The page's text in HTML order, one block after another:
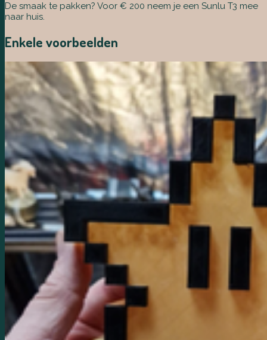
De smaak te pakken? Voor € 200 neem je een Sunlu T3 mee
naar huis.
Enkele voorbeelden